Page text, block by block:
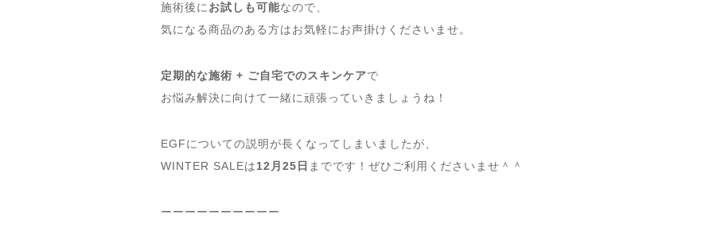
施術後に お試しも可能なので、
気になる商品のある方はお気軽にお声掛けくださいませ。
定期的な施術 + ご自宅でのスキンケアで
お悩み解決に向けて一緒に頑張っていきましょうね！
EGFについての説明が長くなってしまいましたが、
WINTER SALEは12月25日 までです！ぜひご利用くださいませ＾＾
ーーーーーーーーーー